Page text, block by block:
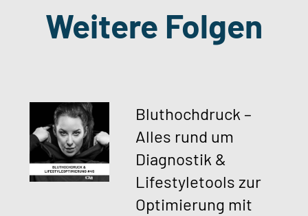
Weitere Folgen
Bluthochdruck –
Alles rund um
Diagnostik &
Lifestyletools zur
Optimierung mit